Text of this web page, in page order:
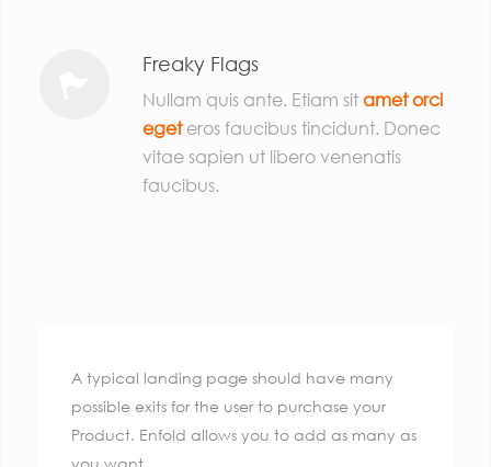
Freaky Flags
Nullam quis ante. Etiam sitamet orci
egeteros faucibus tincidunt. Donec
vitae sapien ut libero venenatis
faucibus.
A typical landing page should have many
possible exits for the user to purchase your
Product. Enfold allows you to add as many as